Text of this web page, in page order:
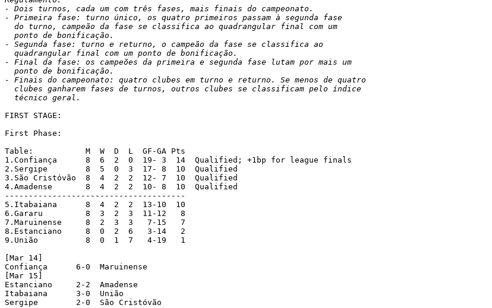
- Dois turnos, cada um com três fases, mais finais do campeonato.
- Primeira fase: turno único, os quatro primeiros passam à segunda fase
  do turno, campeão da fase se classifica ao quadrangular final com um
  ponto de bonificação.
- Segunda fase: turno e returno, o campeão da fase se classifica ao
  quadrangular final com um ponto de bonificação.
- Final da fase: os campeões da primeira e segunda fase lutam por mais um
  ponto de bonificação.
- Finais do campeonato: quatro clubes em turno e returno. Se menos de quatro
  clubes ganharem fases de turnos, outros clubes se classificam pelo índice
  técnico geral.
FIRST STAGE:
First Phase:
Table:           M  W  D  L  GF-GA Pts
1.Confiança      8  6  2  0  19- 3  14  Qualified; +1bp for league finals
2.Sergipe        8  5  0  3  17- 8  10  Qualified
3.São Cristóvão  8  4  2  2  12- 7  10  Qualified
4.Amadense       8  4  2  2  10- 8  10  Qualified
--------------------------------------
5.Itabaiana      8  4  2  2  13-10  10
6.Gararu         8  3  2  3  11-12   8
7.Maruinense     8  2  3  3   7-15   7
8.Estanciano     8  0  2  6   3-14   2
9.União          8  0  1  7   4-19   1
[Mar 14]
Confiança      6-0  Maruinense
[Mar 15]
Estanciano     2-2  Amadense
Itabaiana      3-0  União
Sergipe        2-0  São Cristóvão